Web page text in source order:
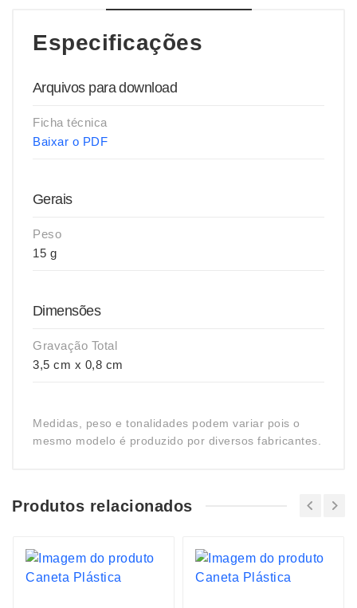
Especificações
Arquivos para download
Ficha técnica
Baixar o PDF
Gerais
Peso
15 g
Dimensões
Gravação Total
3,5 cm x 0,8 cm
Medidas, peso e tonalidades podem variar pois o
mesmo modelo é produzido por diversos fabricantes.
Produtos relacionados